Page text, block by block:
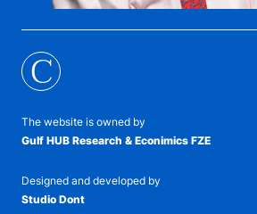
C
The website is owned by
Gulf HUB Research & Econimics FZE
Designed and developed by
Studio Dont